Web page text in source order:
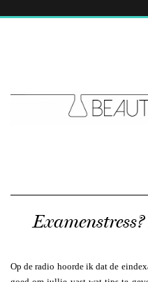
Op de radio hoorde ik dat de